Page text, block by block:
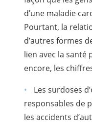
d’une maladie
Pourtant, la
d’autres formes
lien avec la santé
encore, les
Les surdoses
responsables de
les accidents